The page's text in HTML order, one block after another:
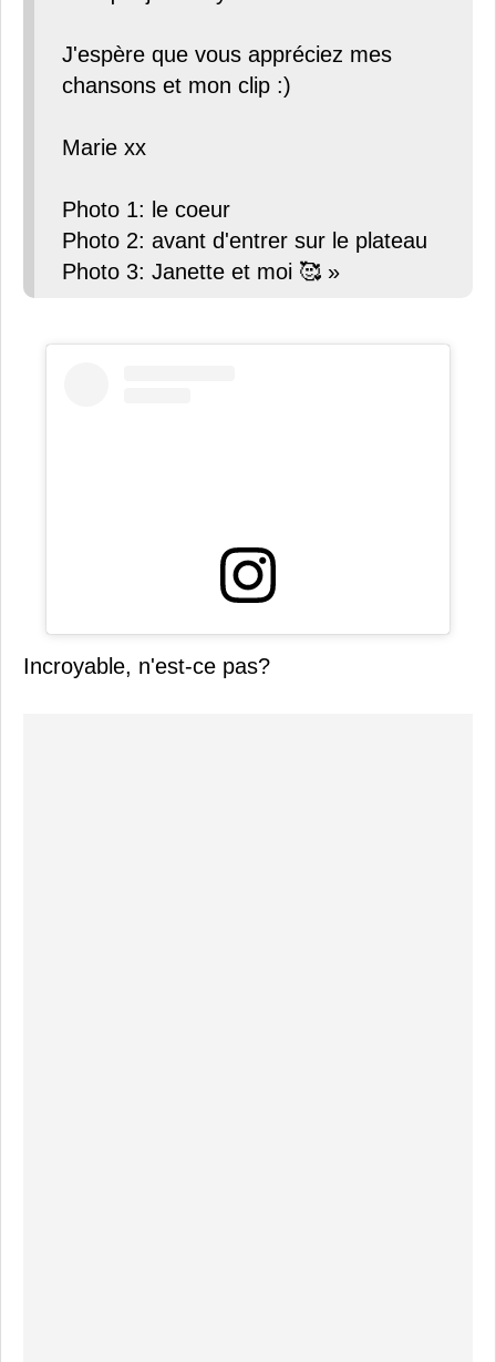
J'espère que vous appréciez mes
chansons et mon clip :)
Marie xx
Photo 1: le coeur
Photo 2: avant d'entrer sur le plateau
Photo 3: Janette et moi 🥰 »
Incroyable, n'est-ce pas?